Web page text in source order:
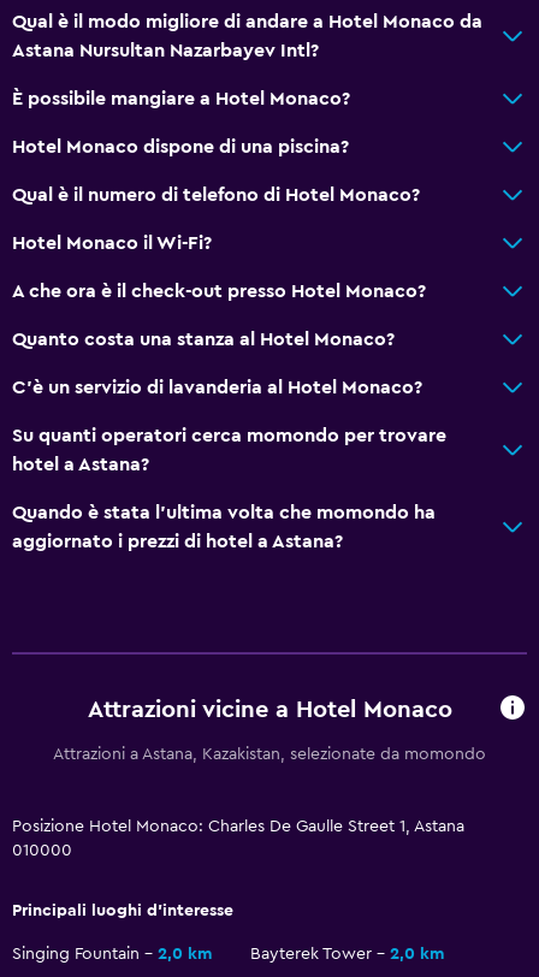
Servizi e comodità
Servizio sveglia
Servizio concierge
Strutture per riunioni/ricevimenti
Check-out veloce
Check-in/check-out privato
Reception 24h/24
Cassetta di sicurezza
Bottiglia d'acqua
Internet
Riscaldamento
Wi-Fi gratis
Asciugamani
Shampoo
Qual è il modo migliore di andare a Hotel Monaco da
Astana Nursultan Nazarbayev Intl?
È possibile mangiare a Hotel Monaco?
Hotel Monaco dispone di una piscina?
Qual è il numero di telefono di Hotel Monaco?
Hotel Monaco il Wi-Fi?
A che ora è il check-out presso Hotel Monaco?
Quanto costa una stanza al Hotel Monaco?
C'è un servizio di lavanderia al Hotel Monaco?
Su quanti operatori cerca momondo per trovare
hotel a Astana?
Quando è stata l'ultima volta che momondo ha
aggiornato i prezzi di hotel a Astana?
Attrazioni vicine a Hotel Monaco
Attrazioni a Astana, Kazakistan, selezionate da momondo
Posizione Hotel Monaco: Charles De Gaulle Street 1, Astana
010000
Principali luoghi d'interesse
Singing Fountain 2,0 km Bayterek Tower
2,0 km